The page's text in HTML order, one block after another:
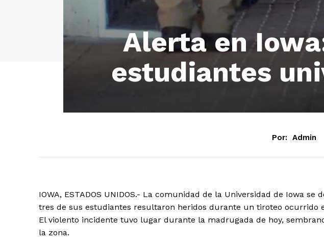
Alerta en
estudiantes
Por: Admin
IOWA, ESTADOS UNIDOS.- La comunidad de la Universidad de Iowa
tres de sus estudiantes resultaron heridos durante un tiroteo ocurrido
El violento incidente tuvo lugar durante la madrugada de hoy,
la zona.